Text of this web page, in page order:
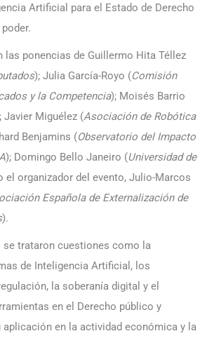
Artificial para el Estado de Derecho
las ponencias de Guillermo Hita Téllez
); Julia García-Royo (Comisión
y la Competencia); Moisés Barrio
Javier Miguélez (Asociación de Robótica
Benjamins (Observatorio del Impacto
); Domingo Bello Janeiro (Universidad de
el organizador del evento, Julio-Marcos
Española de Externalización de
).
se trataron cuestiones como la
de Inteligencia Artificial, los
la soberanía digital y el
en el Derecho público y
aplicación en la actividad económica y la